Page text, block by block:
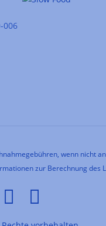
006
wenn nicht
zur Berechnung des